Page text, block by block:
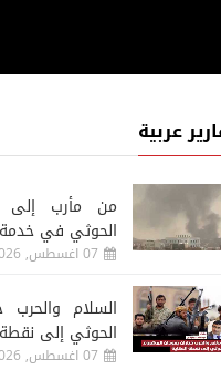
عربية
من مأرب إلى
الحوثي في خدمة
07 اغسطس, 2026
السلام والحرب
الحوثي إلى نقطة
07 اغسطس, 2026